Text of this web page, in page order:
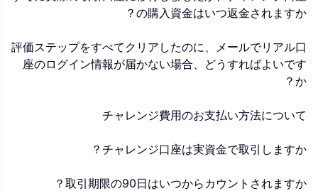
の購入資金はいつ返金されますか？
評価ステップをすべてクリアしたのに、メールでリアル口
座のログイン情報が届かない場合、どうすればよいです
か？
チャレンジ費用のお支払い方法について
チャレンジ口座は実資金で取引しますか？
取引期限の90日はいつからカウントされますか？